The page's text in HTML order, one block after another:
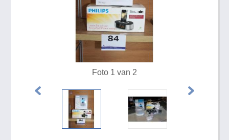
Foto 1 van 2